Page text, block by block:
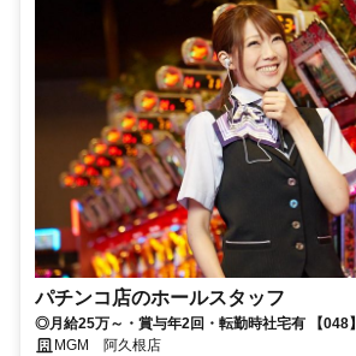
パチンコ店のホールスタッフ
◎月給25万～・賞与年2回・転勤時社宅有 【048】
MGM 阿久根店